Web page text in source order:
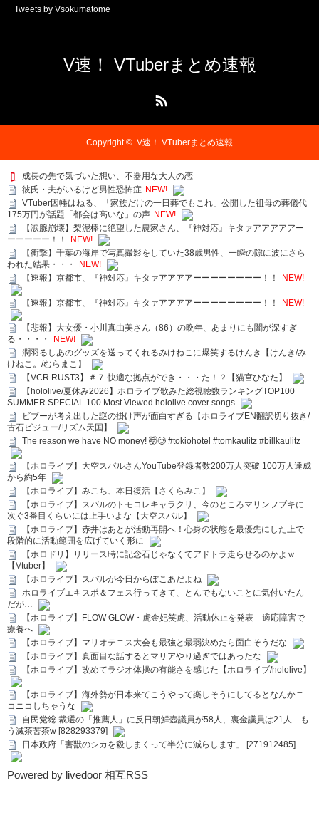
Tweets by Vsokumatome
V速！ VTuberまとめ速報
Copyright © V速！ VTuberまとめ速報
成長の先で気づいた想い、不器用な大人の恋
彼氏・夫がいるけど男性恐怖症 NEW!
VTuber因幡はねる、「家族だけの一日葬でもこれ」公開した祖母の葬儀代
175万円が話題「都会は高いな」の声 NEW!
【涙腺崩壊】梨泥棒に絶望した農家さん、『神対応』キタァアアアアアー
ーーーーー！！
NEW!
【衝撃】千葉の海岸で写真撮影をしていた38歳男性、一瞬の隙に波にさら
われた結果・・・
NEW!
【速報】京都市、『神対応』キタァアアアアーーーーーーーー！！
NEW!
【速報】京都市、『神対応』キタァアアアアーーーーーーーー！！ NEW!
【悲報】大女優・小川真由美さん（86）の晩年、あまりにも闇が深すぎ
る・・・・
NEW!
潤羽るしあのグッズを送ってくれるみけねこに爆笑するけんき【けんき/み
けねこ。/むらまこ】
【VCR RUST3】＃７ 快適な拠点ができ・・・た！？【猫宮ひなた】
【hololive/夏休み2026】ホロライブ歌みた総視聴数ランキングTOP100
SUMMER SPECIAL 100 Most Viewed hololive cover songs
ビブーが考え出した謎の掛け声が面白すぎる【ホロライブEN翻訳切り抜き/
古石ビジュー/リズム天国】
The reason we have NO money! 🤯🥲 #tokiohotel #tomkaulitz #billkaulitz
【ホロライブ】大空スバルさんYouTube登録者数200万人突破 100万人達成
から約5年
【ホロライブ】みこち、本日復活【さくらみこ】
【ホロライブ】スバルのトモコレキャラクリ、今のところマリンフブキに
次ぐ3番目くらいには上手いよな【大空スバル】
【ホロライブ】赤井はあとが活動再開へ！心身の状態を最優先にした上で
段階的に活動範囲を広げていく形に
【ホロドリ】リリース時に記念石じゃなくてアドトラ走らせるのかよｗ
【Vtuber】
【ホロライブ】スバルが今日からぽこあだよね
ホロライブエキスポ＆フェス行ってきて、とんでもないことに気付いたん
だが…
【ホロライブ】FLOW GLOW・虎金妃笑虎、活動休止を発表 適応障害で
療養へ
【ホロライブ】マリオテニス大会も最強と最弱決めたら面白そうだな
【ホロライブ】真面目な話するとマリアやり過ぎではあったな
【ホロライブ】改めてラジオ体操の有能さを感じた【ホロライブ/hololive】
【ホロライブ】海外勢が日本来てこうやって楽しそうにしてるとなんかニ
コニコしちゃうな
自民党総.裁選の「推薦人」に反日朝鮮壺議員が58人、裏金議員は21人 も
う滅茶苦茶w [828293379]
日本政府「害獣のシカを殺しまくって半分に減らします」 [271912485]
Powered by livedoor 相互RSS